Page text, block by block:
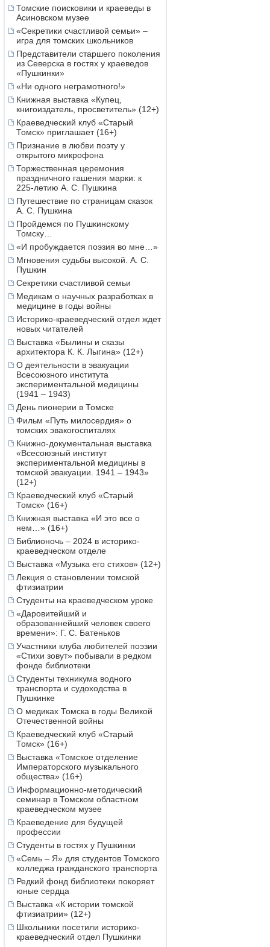
Томские поисковики и краеведы в
Асиновском музее
«Секретики счастливой семьи» –
игра для томских школьников
Представители старшего поколения
из Северска в гостях у краеведов
«Пушкинки»
«Ни одного неграмотного!»
Книжная выставка «Купец,
книгоиздатель, просветитель» (12+)
Краеведческий клуб «Старый
Томск» приглашает (16+)
Признание в любви поэту у
открытого микрофона
Торжественная церемония
праздничного гашения марки: к
225-летию А. С. Пушкина
Путешествие по страницам сказок
А. С. Пушкина
Пройдемся по Пушкинскому
Томску…
«И пробуждается поэзия во мне…»
Мгновения судьбы высокой. А. С.
Пушкин
Секретики счастливой семьи
Медикам о научных разработках в
медицине в годы войны
Историко-краеведческий отдел ждет
новых читателей
Выставка «Былины и сказы
архитектора К. К. Лыгина» (12+)
О деятельности в эвакуации
Всесоюзного института
экспериментальной медицины
(1941 – 1943)
День пионерии в Томске
Фильм «Путь милосердия» о
томских эвакогоспиталях
Книжно-документальная выставка
«Всесоюзный институт
экспериментальной медицины в
томской эвакуации. 1941 – 1943»
(12+)
Краеведческий клуб «Старый
Томск» (16+)
Книжная выставка «И это все о
нем…» (16+)
Библионочь – 2024 в историко-
краеведческом отделе
Выставка «Музыка его стихов» (12+)
Лекция о становлении томской
фтизиатрии
Студенты на краеведческом уроке
«Даровитейший и
образованнейший человек своего
времени»: Г. С. Батеньков
Участники клуба любителей поэзии
«Стихи зовут» побывали в редком
фонде библиотеки
Студенты техникума водного
транспорта и судоходства в
Пушкинке
О медиках Томска в годы Великой
Отечественной войны
Краеведческий клуб «Старый
Томск» (16+)
Выставка «Томское отделение
Императорского музыкального
общества» (16+)
Информационно-методический
семинар в Томском областном
краеведческом музее
Краеведение для будущей
профессии
Студенты в гостях у Пушкинки
«Семь – Я» для студентов Томского
колледжа гражданского транспорта
Редкий фонд библиотеки покоряет
юные сердца
Выставка «К истории томской
фтизиатрии» (12+)
Школьники посетили историко-
краеведческий отдел Пушкинки